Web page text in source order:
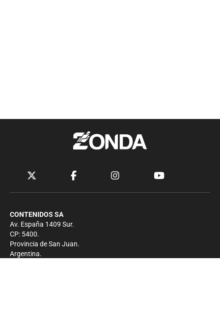
CONTENIDOS SA
Av. España 1409 Sur.
CP: 5400.
Provincia de San Juan.
Argentina.